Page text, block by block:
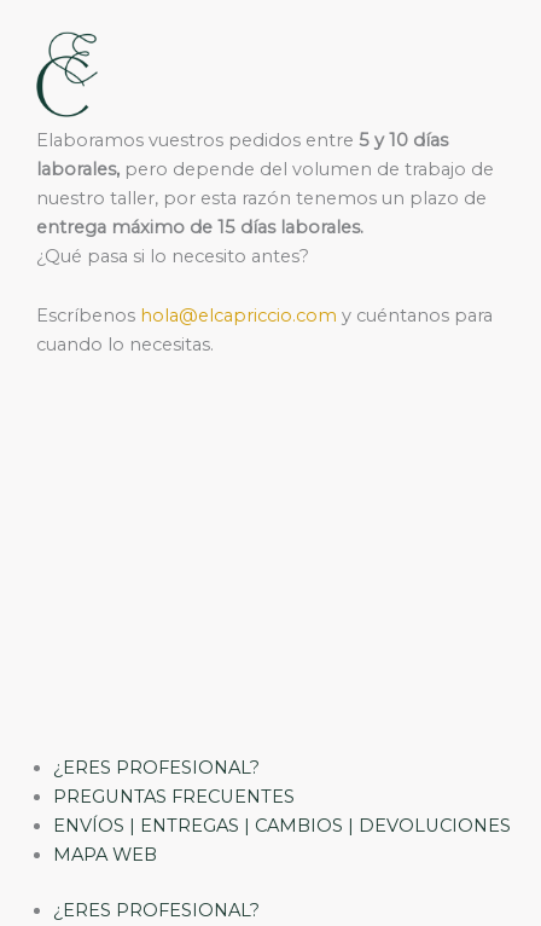
Elaboramos vuestros pedidos entre 5 y 10 días
laborales, pero depende del volumen de trabajo de
nuestro taller, por esta razón tenemos un plazo de
entrega máximo de 15 días laborales.
¿Qué pasa si lo necesito antes?
Escríbenos hola@elcapriccio.com y cuéntanos para
cuando lo necesitas.
¿ERES PROFESIONAL?
PREGUNTAS FRECUENTES
ENVÍOS | ENTREGAS | CAMBIOS | DEVOLUCIONES
MAPA WEB
¿ERES PROFESIONAL?